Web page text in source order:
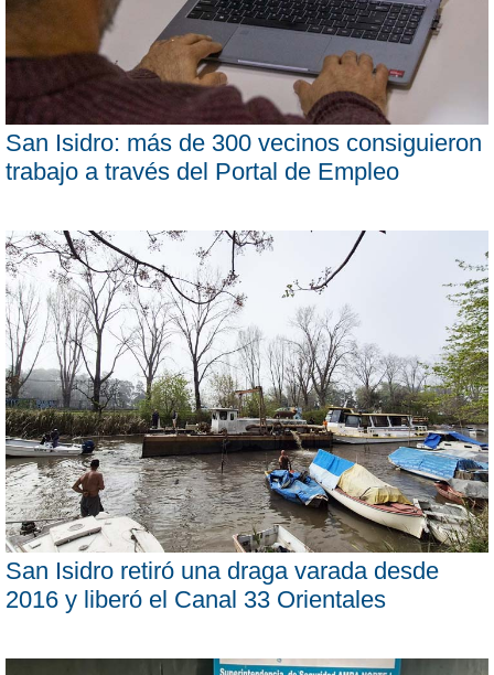
San Isidro: más de 300 vecinos consiguieron
trabajo a través del Portal de Empleo
San Isidro retiró una draga varada desde
2016 y liberó el Canal 33 Orientales